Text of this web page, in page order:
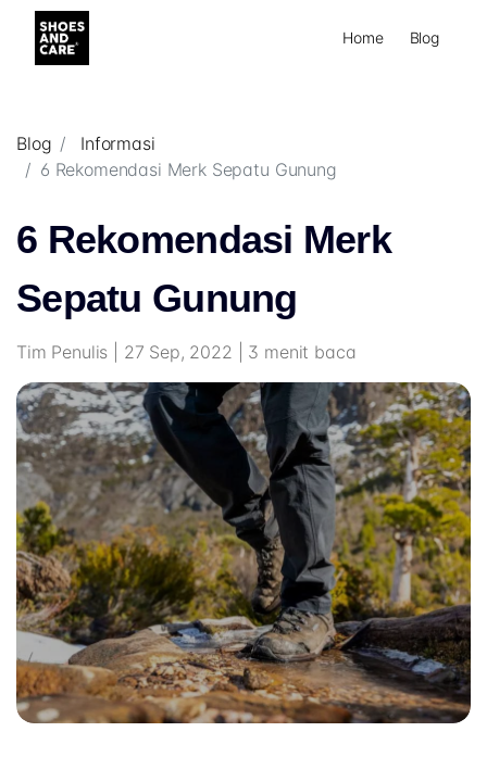
Home Blog
Blog
Informasi
6 Rekomendasi Merk Sepatu Gunung
6 Rekomendasi Merk
Sepatu Gunung
Tim Penulis | 27 Sep, 2022 | 3 menit baca